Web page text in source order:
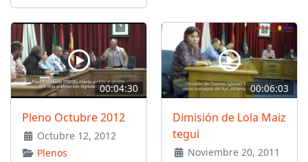
00:04:30
Pleno Octubre 2012
Octubre 12, 2012
Plenos
00:06:03
Dimisión de Lola Maiz
tegui
Noviembre 20, 2011